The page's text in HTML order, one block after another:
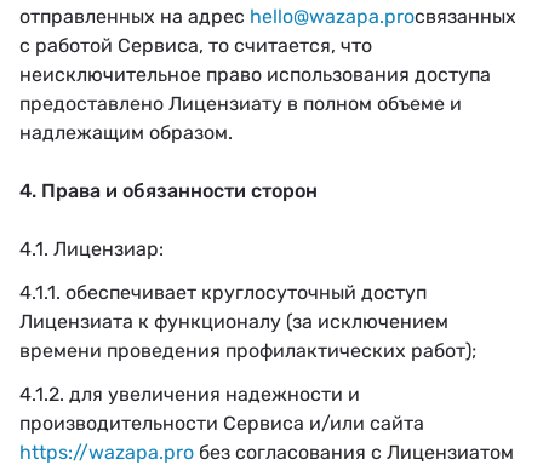
отправленных на адрес hello@wazapa.proсвязанных
с работой Сервиса, то считается, что
неисключительное право использования доступа
предоставлено Лицензиату в полном объеме и
надлежащим образом.
4. Права и обязанности сторон
4.1. Лицензиар:
4.1.1. обеспечивает круглосуточный доступ
Лицензиата к функционалу (за исключением
времени проведения профилактических работ);
4.1.2. для увеличения надежности и
производительности Сервиса и/или сайта
https://wazapa.pro без согласования с Лицензиатом